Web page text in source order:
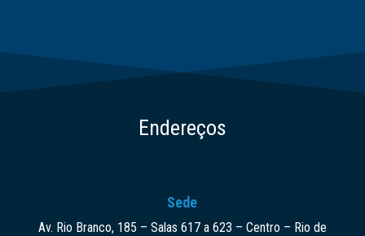
Endereços
Sede
Av. Rio Branco, 185 – Salas 617 a 623 – Centro – Rio de